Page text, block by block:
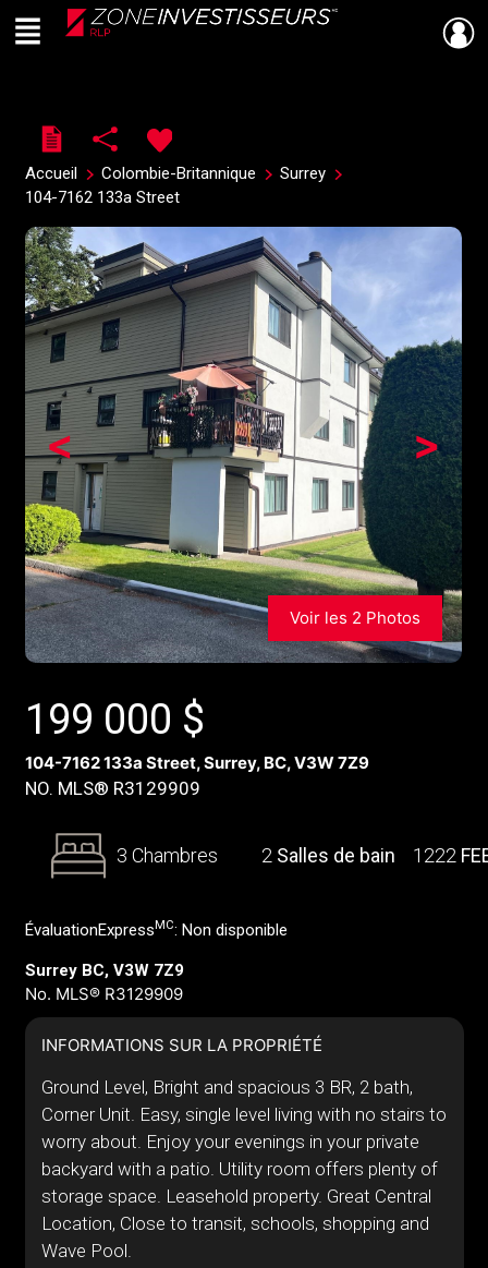
Live
En Direct
Menu
Accueil Colombie-Britannique
Surrey
104-7162 133a Street
>
<
Voir les 2 Photos
199 000 $
104-7162 133a Street, Surrey, BC, V3W 7Z9
NO. MLS® R3129909
3 Chambres 2 Salles de bain 1222
ÉvaluationExpress MC: Non disponible
Surrey BC, V3W 7Z9
No. MLS® R3129909
INFORMATIONS SUR LA PROPRIÉTÉ
Ground Level, Bright and spacious 3 BR, 2 bath,
Corner Unit. Easy, single level living with no stairs to
worry about. Enjoy your evenings in your private
backyard with a patio. Utility room offers plenty of
storage space. Leasehold property. Great Central
Location, Close to transit, schools, shopping and
Wave Pool.